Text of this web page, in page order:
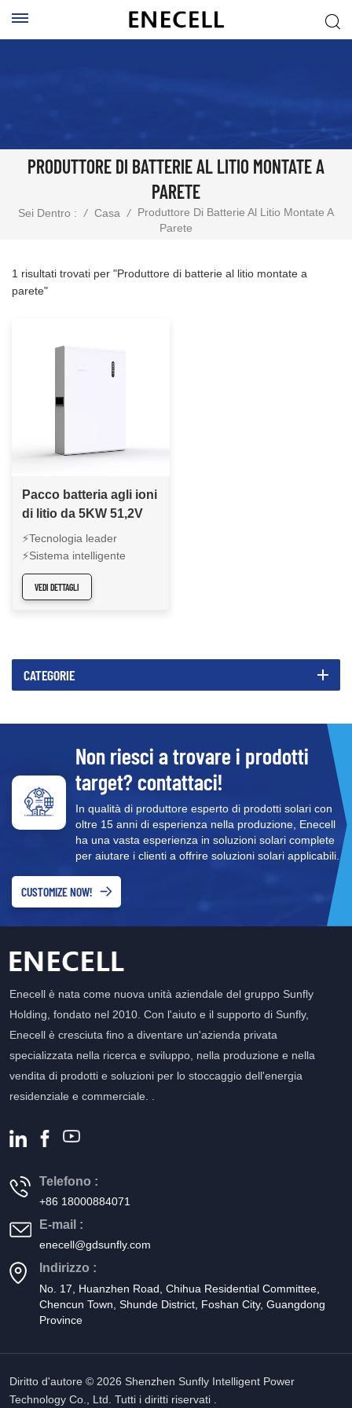
PRODUTTORE DI BATTERIE AL LITIO MONTATE A
PARETE
Sei Dentro : / Casa /
Produttore Di Batterie Al Litio Montate A
Parete
1 risultati trovati per "Produttore di batterie al litio montate a
parete"
Pacco batteria agli ioni
di litio da 5KW 51,2V
montato a parete CFE-
WL-5
⚡Tecnologia leader
⚡Sistema intelligente
completo ⚡Affidabilità ultra
sicura ⚡Alta qualità e
VEDI DETTAGLI
CATEGORIE
Non riesci a trovare i prodotti
target? contattaci!
In qualità di produttore esperto di prodotti solari con
oltre 15 anni di esperienza nella produzione, Enecell
ha una vasta esperienza in soluzioni solari complete
per aiutare i clienti a offrire soluzioni solari applicabili.
CUSTOMIZE NOW!
Enecell è nata come nuova unità aziendale del gruppo Sunfly
Holding, fondato nel 2010. Con l'aiuto e il supporto di Sunfly,
Enecell è cresciuta fino a diventare un'azienda privata
specializzata nella ricerca e sviluppo, nella produzione e nella
vendita di prodotti e soluzioni per lo stoccaggio dell'energia
residenziale e commerciale. .
Telefono :
+86 18000884071
E-mail :
enecell@gdsunfly.com
Indirizzo :
No. 17, Huanzhen Road, Chihua Residential Committee,
Chencun Town, Shunde District, Foshan City, Guangdong
Province
Diritto d'autore © 2026 Shenzhen Sunfly Intelligent Power
Technology Co., Ltd. Tutti i diritti riservati .